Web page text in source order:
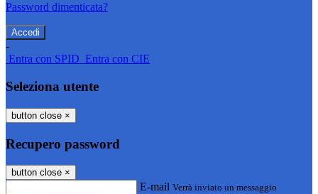
Password dimenticata?
-
Entra con SPID Entra con CIE
Seleziona utente
button close ×
Recupero password
button close ×
E-mail Verrà inviato un messaggio